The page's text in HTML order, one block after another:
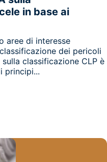
in base ai
aree di interesse
dei pericoli
classificazione CLP è
principi...